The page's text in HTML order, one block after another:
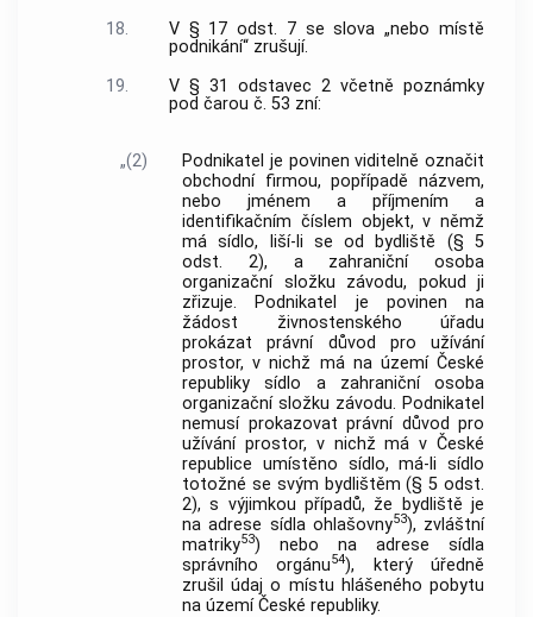
18.
V § 17 odst. 7 se slova „nebo místě
podnikání“ zrušují.
19.
V § 31 odstavec 2 včetně poznámky
pod čarou č. 53 zní:
„(2)
Podnikatel je povinen viditelně označit
obchodní firmou, popřípadě názvem,
nebo jménem a příjmením a
identifikačním číslem objekt, v němž
má sídlo, liší-li se od bydliště (§ 5
odst. 2), a zahraniční osoba
organizační složku závodu, pokud ji
zřizuje. Podnikatel je povinen na
žádost živnostenského úřadu
prokázat právní důvod pro užívání
prostor, v nichž má na území České
republiky sídlo a zahraniční osoba
organizační složku závodu. Podnikatel
nemusí prokazovat právní důvod pro
užívání prostor, v nichž má v České
republice umístěno sídlo, má-li sídlo
totožné se svým bydlištěm (§ 5 odst.
2), s výjimkou případů, že bydliště je
na adrese sídla ohlašovny53), zvláštní
matriky53) nebo na adrese sídla
správního orgánu54), který úředně
zrušil údaj o místu hlášeného pobytu
na území České republiky.